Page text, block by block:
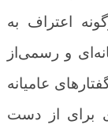
اعتراف به
و رسمی‌از
عامیانه
برای از دست